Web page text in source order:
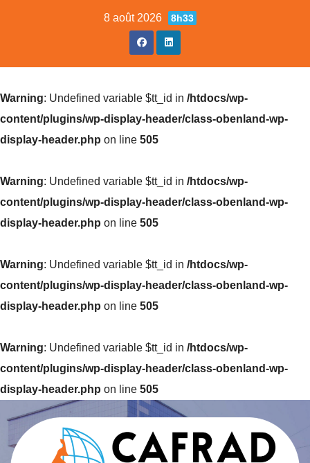
8 août 2026 8h33
Warning: Undefined variable $tt_id in /htdocs/wp-
content/plugins/wp-display-header/class-obenland-wp-
display-header.php on line 505
Warning: Undefined variable $tt_id in /htdocs/wp-
content/plugins/wp-display-header/class-obenland-wp-
display-header.php on line 505
Warning: Undefined variable $tt_id in /htdocs/wp-
content/plugins/wp-display-header/class-obenland-wp-
display-header.php on line 505
Warning: Undefined variable $tt_id in /htdocs/wp-
content/plugins/wp-display-header/class-obenland-wp-
display-header.php on line 505